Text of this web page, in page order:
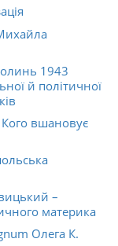
1943
й політичної
Кого вшановує
–
материка
Олега К.